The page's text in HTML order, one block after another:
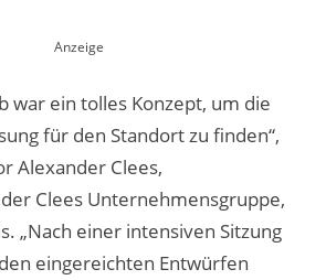
war ein tolles Konzept, um die
für den Standort zu finden“,
Alexander Clees,
Clees Unternehmensgruppe,
„Nach einer intensiven Sitzung
eingereichten Entwürfen